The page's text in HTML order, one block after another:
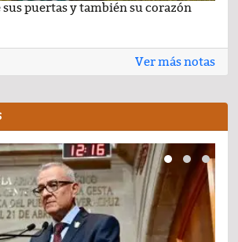
puertas y también su corazón
Ver más notas